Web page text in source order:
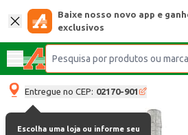
Baixe nosso novo app e
exclusivos
Entregue no CEP: 02170-901
Escolha uma loja ou informe seu